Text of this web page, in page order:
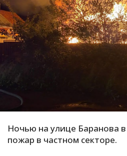
В
К
Ночью на улице Баранова
пожар в частном секторе.